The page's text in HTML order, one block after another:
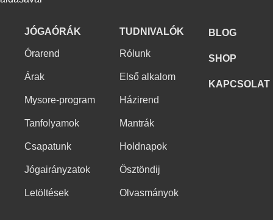
JÓGAÓRÁK
Órarend
Árak
Mysore-program
Tanfolyamok
Csapatunk
Jógairányzatok
Letöltések
TUDNIVALÓK
Rólunk
Első alkalom
Házirend
Mantrák
Holdnapok
Ösztöndij
Olvasmányok
BLOG
SHOP
KAPCSOLAT